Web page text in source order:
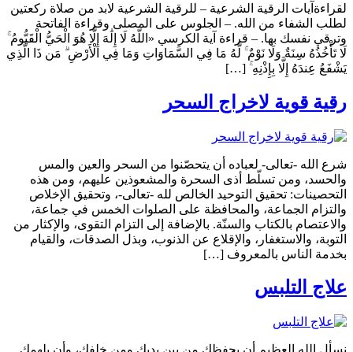
لقراءةآيات الرقية الشرعية – للرقية الشرعية لابد من صلاة ركعتين
لطلب الشفاء من الله. – الجلوس على المصلى وقراءة الفاتحة
وترقي نفسك بها. – قراءة آية الكرسي «اللَّهُ لَا إِلَٰهَ إِلَّا هُوَ الْحَيُّ الْقَيُّومُ ۚ
لَا تَأْخُذُهُ سِنَةٌ وَلَا نَوْمٌ ۚ لَّهُ مَا فِي السَّمَاوَاتِ وَمَا فِي الْأَرْضِ ۗ مَن ذَا الَّذِي
يَشْفَعُ عِندَهُ إِلَّا بِإِذْنِهِ ۚ […]
رقية قوية لاخراج السحر
شرع الله -تعالى- لعباده أن يتحصّنوا من السحر والعين والمس
والحسد، ومن تسلّط أذى السحرة والمشعوذين عليهم، ومن هذه
التحصينات: تحقيق التوحيد الخالص لله -تعالى-، وتحقيق الإخلاص
والتزام الجماعة، والمحافظة على الصلوات الخمس في جماعة،
والاعتصام بالكتاب والسنّة. بالإضافة إلى التزام التقوى، والإكثار من
التوبة، والاستغفار، والإقلاع عن الذنوب، وبذل الصدقات، والقيام
بخدمة الناس بالمعروف […]
علاج التلبس